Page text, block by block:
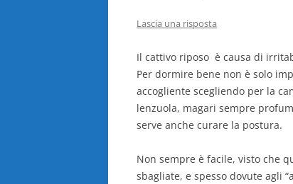
Lascia una risposta
Il cattivo riposo è causa di
Per dormire bene non è solo
accogliente scegliendo per la
lenzuola, magari sempre
serve anche curare la postura.
Non sempre è facile, visto che
sbagliate, e spesso dovute agli